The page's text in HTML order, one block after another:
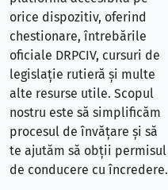
orice dispozitiv, oferind
chestionare, întrebările
oficiale DRPCIV, cursuri de
legislație rutieră și multe
alte resurse utile. Scopul
nostru este să simplificăm
procesul de învățare și să
te ajutăm să obții permisul
de conducere cu încredere.